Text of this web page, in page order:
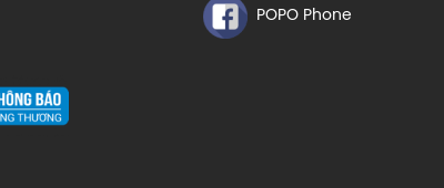
POPO Phone